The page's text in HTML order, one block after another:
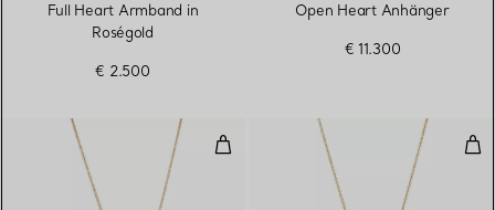
Full Heart Armband in
Roségold
€ 2.500
Open Heart Anhänger
€ 11.300
Open Heart Anhänger in